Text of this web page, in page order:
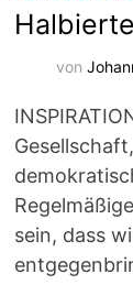
von
sein, dass